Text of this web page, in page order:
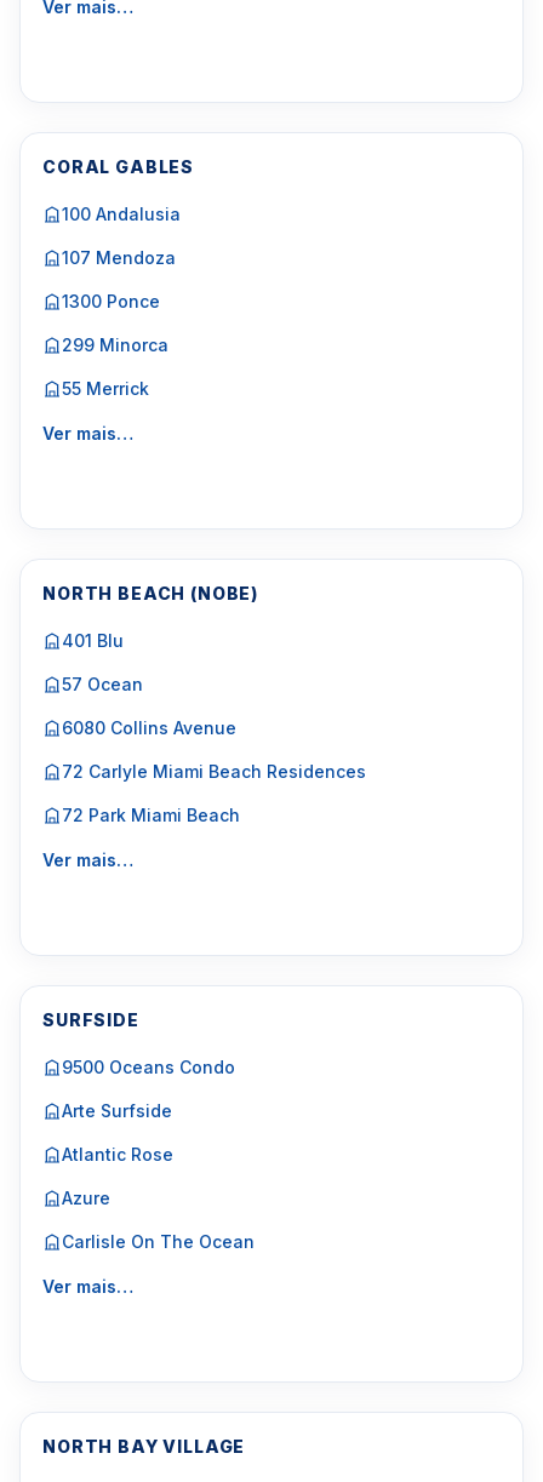
Ver mais…
CORAL GABLES
100 Andalusia
107 Mendoza
1300 Ponce
299 Minorca
55 Merrick
Ver mais…
NORTH BEACH (NOBE)
401 Blu
57 Ocean
6080 Collins Avenue
72 Carlyle Miami Beach Residences
72 Park Miami Beach
Ver mais…
SURFSIDE
9500 Oceans Condo
Arte Surfside
Atlantic Rose
Azure
Carlisle On The Ocean
Ver mais…
NORTH BAY VILLAGE